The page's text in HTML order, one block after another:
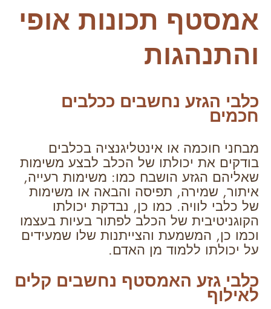
אמסטף תכונות אופי
והתנהגות
כלבי הגזע נחשבים ככלבים
חכמים
מבחני חוכמה או אינטליגנציה בכלבים
בודקים את יכולתו של הכלב לבצע משימות
שאליהם הגזע הושבח כמו: משימות רעייה,
איתור, שמירה, תפיסה והבאה או משימות
של כלבי לוויה. כמו כן, נבדקת יכולתו
הקוגניטיבית של הכלב לפתור בעיות בעצמו
וכמו כן, המשמעת והצייתנות שלו שמעידים
על יכולתו ללמוד מן האדם.
כלבי גזע האמסטף נחשבים קלים
לאילוף